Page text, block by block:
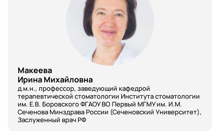
Макеева
Ирина Михайловна
д.м.н., профессор, заведующий кафедрой
терапевтической стоматологии Института стоматологии
им. Е.В. Боровского ФГАОУ ВО Первый МГМУ им. И.М.
Сеченова Минздрава России (Сеченовский Университет),
Заслуженный врач РФ